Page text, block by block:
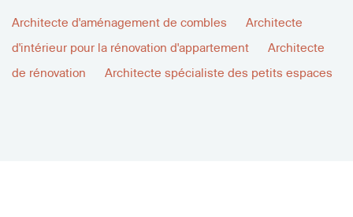
Architecte d'aménagement de combles
Architecte
d'intérieur pour la rénovation d'appartement
Architecte
de rénovation
Architecte spécialiste des petits espaces